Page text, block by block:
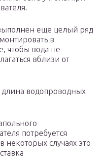
еще целый ряд
в
чтобы вода не
вблизи от
водопроводных
потребуется
некоторых случаях это